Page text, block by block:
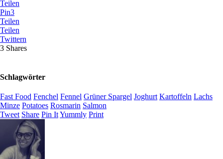
Teilen
Pin3
Teilen
Teilen
Twittern
3 Shares
Schlagwörter
Fast Food Fenchel Fennel Grüner Spargel Joghurt Kartoffeln Lachs
Minze Potatoes Rosmarin Salmon
Tweet Share Pin ItYummly Print